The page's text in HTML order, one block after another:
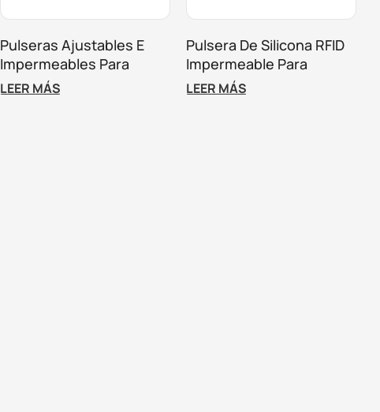
Pulseras Ajustables E
Impermeables Para
Eventos Personalizables
LEER MÁS
Pulsera De Silicona RFID
Impermeable Para
Control De Acceso Y
LEER MÁS